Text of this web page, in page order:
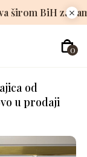
širom BiH
0
od
u prodaji